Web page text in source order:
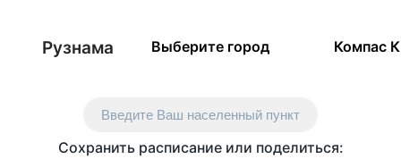
Рузнама Выберите город Компас
Введите Ваш населенный пункт
Сохранить расписание или поделиться: